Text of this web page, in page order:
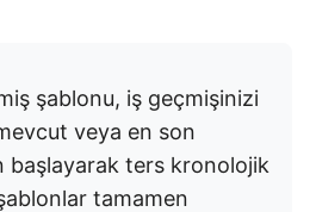
şablonu, iş geçmişinizi
mevcut veya en son
başlayarak ters kronolojik
tamamen